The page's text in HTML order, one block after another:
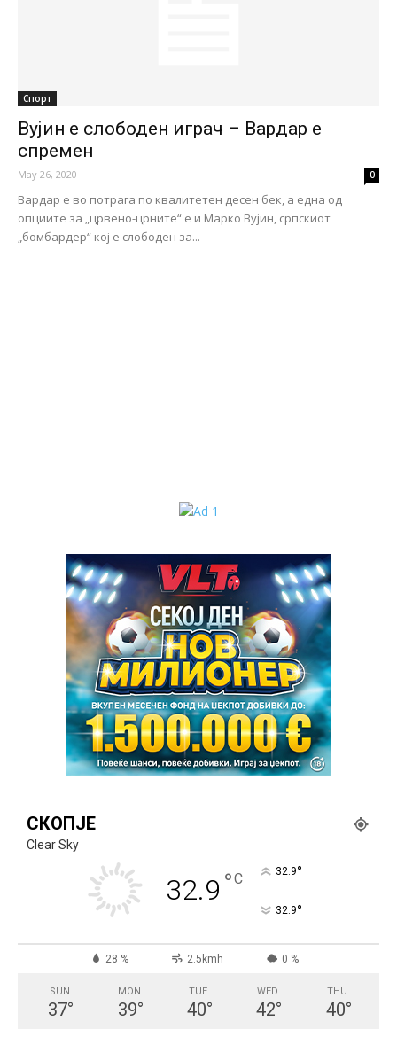
Спорт
Вујин е слободен играч – Вардар е
спремен
May 26, 2020 0
Вардар е во потрага по квалитетен десен бек, а една од
опциите за „црвено-црните“ е и Марко Вујин, српскиот
„бомбардер“ кој е слободен за...